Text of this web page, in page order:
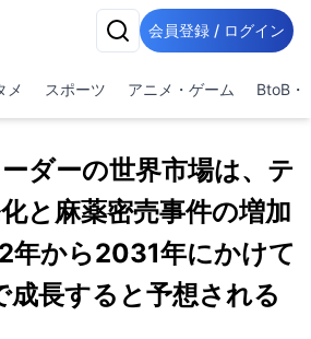
会員登録 / ログイン
メ スポーツ アニメ・ゲーム BtoB・
ダーの世界市場は、テ
と麻薬密売事件の増加
年から2031年にかけて
成長すると予想される